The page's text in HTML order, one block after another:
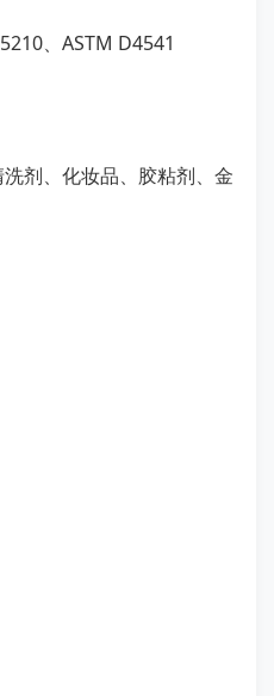
、ASTM D4541
剂、化妆品、胶粘剂、金